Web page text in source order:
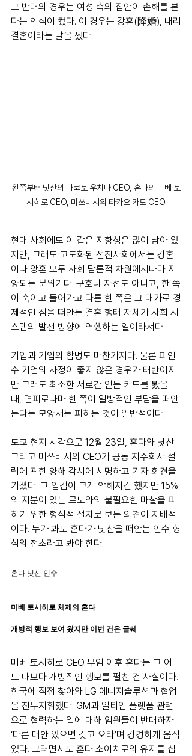
그 반대의 경우는 여성 측의 집안이 손해를 본
다는 인식이 컸다. 이 경우는 강혼(降婚), 내리
결혼이라는 말을 썼다.
왼쪽부터 닛산의 마코토 우치다 CEO, 혼다의 미베 토
시히로 CEO, 미쓰비시의 타카오 카토 CEO
현대 사회에도 이 같은 지향성은 많이 남아 있
지만, 그래도 고도화된 선진사회에서는 강혼
이나 앙혼 모두 사회 담론적 차원에서나마 지
양되는 분위기다. 구호나 자선도 아니고, 한 쪽
이 숙이고 들어가고 다른 한 쪽은 그 대가로 경
제적인 짐을 떠안는 결혼 행태 자체가 사회 시
스템의 발전 방향에 역행하는 일이라서다.
기업과 기업의 합병도 마찬가지다. 물론 피인
수 기업의 사정이 좋지 않은 경우가 태반이지
만 그래도 최소한 서로간 얻는 카드를 봤을
때, 면피로나마 한 쪽이 일방적인 부담을 떠안
는다는 모양새는 피하는 것이 일반적이다.
도쿄 현지 시각으로 12월 23일, 혼다와 닛산
그리고 미쓰비시의 CEO가 공동 지주회사 설
립에 관한 양해 각서에 서명하고 기자 회견을
가졌다. 그 입김이 크게 약해지긴 했지만 15%
의 지분이 있는 르노와의 불필요한 마찰을 피
하기 위한 형식적 절차로 보는 의견이 지배적
이다. 누가 봐도 혼다가 닛산을 떠안는 인수 형
식의 전초라고 봐야 한다.
혼다 닛산 인수
미베 토시히로 체제의 혼다
개방적 행보 보여 왔지만 이번 건은 글쎄
미베 토시히로 CEO 부임 이후 혼다는 그 어
느 때보다 개방적인 행보를 펼친 건 사실이다.
한국에 직접 찾아와 LG 에너지솔루션과 협업
을 진두지휘했다. GM과 얼티엄 플랫폼 관련
으로 협력하는 일에 대해 임원들이 반대하자
‘다른 대안 있으면 갖고 오라’며 강경하게 움직
였다. 그러면서도 혼다 소이치로의 유지를 십